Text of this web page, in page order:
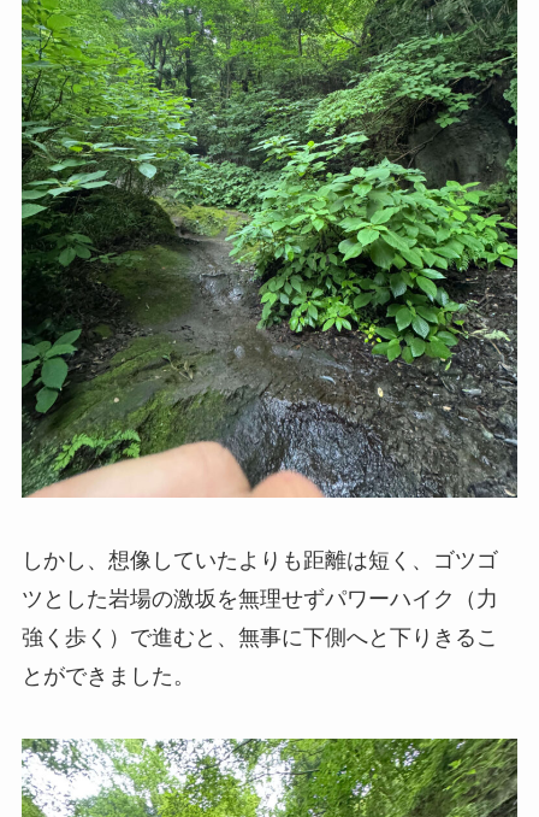
しかし、想像していたよりも距離は短く、ゴツゴ
ツとした岩場の激坂を無理せずパワーハイク（力
強く歩く）で進むと、無事に下側へと下りきるこ
とができました。